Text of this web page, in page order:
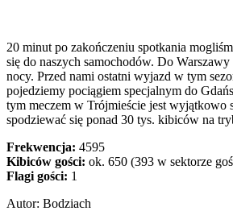
20 minut po zakończeniu spotkania
się do naszych samochodów. Do
nocy. Przed nami ostatni wyjazd w tym
pojedziemy pociągiem specjalnym do
tym meczem w Trójmieście jest wyjątkowo
spodziewać się ponad 30 tys. kibiców na
Frekwencja: 4595
Kibiców gości: ok. 650 (393 w sektorze
Flagi gości: 1
Autor: Bodziach